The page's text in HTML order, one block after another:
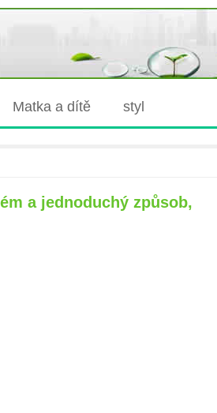
Matka a dítě styl
a jednoduchý způsob,